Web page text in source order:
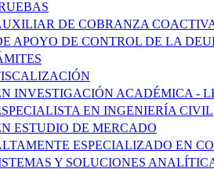
DE COBRANZA
APOYO DE CONTROL DE LA
INVESTIGACIÓN ACADÉMICA -
EN INGENIERÍA CIVIL
ESTUDIO DE MERCADO
ESPECIALIZADO EN
Y SOLUCIONES